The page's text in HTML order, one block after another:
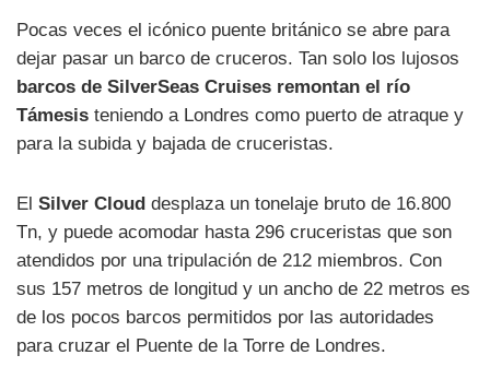
Pocas veces el icónico puente británico se abre para
dejar pasar un barco de cruceros. Tan solo los lujosos
barcos de SilverSeas Cruises remontan el río
Támesis teniendo a Londres como puerto de atraque y
para la subida y bajada de cruceristas.
El Silver Cloud desplaza un tonelaje bruto de 16.800
Tn, y puede acomodar hasta 296 cruceristas que son
atendidos por una tripulación de 212 miembros. Con
sus 157 metros de longitud y un ancho de 22 metros es
de los pocos barcos permitidos por las autoridades
para cruzar el Puente de la Torre de Londres.